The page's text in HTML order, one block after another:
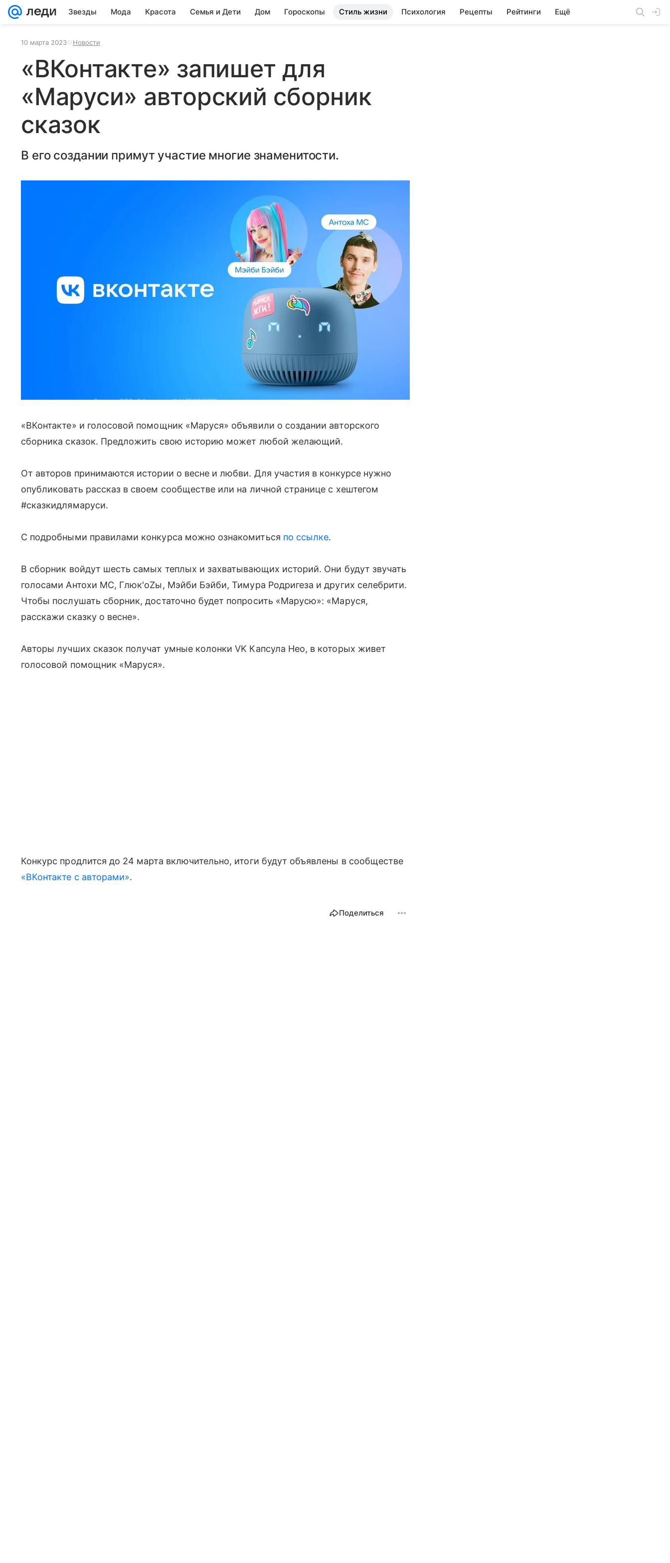
Звезды Мода Красота Семья и Дети Дом Гороскопы Стиль жизни Психология Рецепты Рейтинги Ещё
10 марта 2023 Новости
«ВКонтакте» запишет для
«Маруси» авторский сборник
сказок
В его создании примут участие многие знаменитости.
«ВКонтакте» и голосовой помощник «Маруся» объявили о создании авторского
сборника сказок. Предложить свою историю может любой желающий.
От авторов принимаются истории о весне и любви. Для участия в конкурсе нужно
опубликовать рассказ в своем сообществе или на личной странице с хештегом
#сказкидлямаруси.
С подробными правилами конкурса можно ознакомиться по ссылке.
В сборник войдут шесть самых теплых и захватывающих историй. Они будут звучать
голосами Антохи MC, Глюк'oZы, Мэйби Бэйби, Тимура Родригеза и других селебрити.
Чтобы послушать сборник, достаточно будет попросить «Марусю»: «Маруся,
расскажи сказку о весне».
Авторы лучших сказок получат умные колонки VK Капсула Нео, в которых живет
голосовой помощник «Маруся».
Конкурс продлится до 24 марта включительно, итоги будут объявлены в сообществе
«ВКонтакте с авторами».
Поделиться